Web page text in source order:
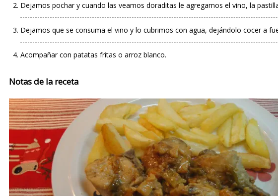
Dejamos pochar y cuando las veamos doraditas le agregamos el vino, la
Dejamos que se consuma el vino y lo cubrimos con agua, dejándolo cocer a
Acompañar con patatas fritas o arroz blanco.
Notas de la receta